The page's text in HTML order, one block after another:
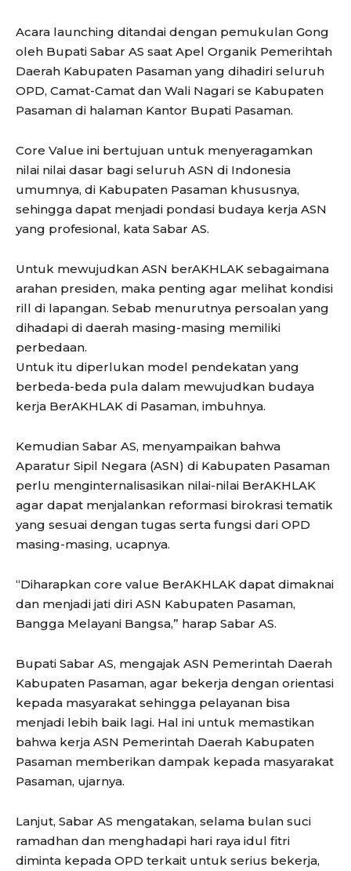
Acara launching ditandai dengan pemukulan Gong
oleh Bupati Sabar AS saat Apel Organik Pemerihtah
Daerah Kabupaten Pasaman yang dihadiri seluruh
OPD, Camat-Camat dan Wali Nagari se Kabupaten
Pasaman di halaman Kantor Bupati Pasaman.
Core Value ini bertujuan untuk menyeragamkan
nilai nilai dasar bagi seluruh ASN di Indonesia
umumnya, di Kabupaten Pasaman khususnya,
sehingga dapat menjadi pondasi budaya kerja ASN
yang profesional, kata Sabar AS.
Untuk mewujudkan ASN berAKHLAK sebagaimana
arahan presiden, maka penting agar melihat kondisi
rill di lapangan. Sebab menurutnya persoalan yang
dihadapi di daerah masing-masing memiliki
perbedaan.
Untuk itu diperlukan model pendekatan yang
berbeda-beda pula dalam mewujudkan budaya
kerja BerAKHLAK di Pasaman, imbuhnya.
Kemudian Sabar AS, menyampaikan bahwa
Aparatur Sipil Negara (ASN) di Kabupaten Pasaman
perlu menginternalisasikan nilai-nilai BerAKHLAK
agar dapat menjalankan reformasi birokrasi tematik
yang sesuai dengan tugas serta fungsi dari OPD
masing-masing, ucapnya.
“Diharapkan core value BerAKHLAK dapat dimaknai
dan menjadi jati diri ASN Kabupaten Pasaman,
Bangga Melayani Bangsa,” harap Sabar AS.
Bupati Sabar AS, mengajak ASN Pemerintah Daerah
Kabupaten Pasaman, agar bekerja dengan orientasi
kepada masyarakat sehingga pelayanan bisa
menjadi lebih baik lagi. Hal ini untuk memastikan
bahwa kerja ASN Pemerintah Daerah Kabupaten
Pasaman memberikan dampak kepada masyarakat
Pasaman, ujarnya.
Lanjut, Sabar AS mengatakan, selama bulan suci
ramadhan dan menghadapi hari raya idul fitri
diminta kepada OPD terkait untuk serius bekerja,